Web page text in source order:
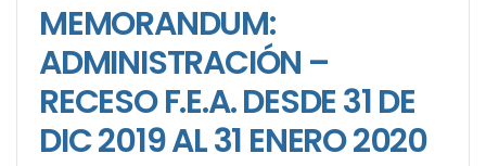
MEMORANDUM:
ADMINISTRACIÓN –
RECESO F.E.A. DESDE 31 DE
DIC 2019 AL 31 ENERO 2020